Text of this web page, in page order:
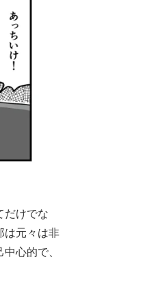
だけでな
は元々は非
心的で、